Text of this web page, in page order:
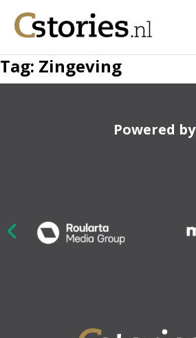
Tag: Zingeving
Powered by